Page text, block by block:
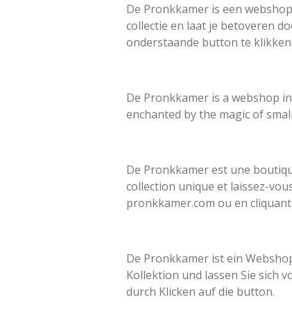
De Pronkkamer is een webshop
collectie en laat je betoveren
onderstaande button te klikken.
De Pronkkamer is a webshop
enchanted by the magic of
De Pronkkamer est une
collection unique et laissez-
pronkkamer.com ou en
De Pronkkamer ist ein
Kollektion und lassen Sie sich
durch Klicken auf die button.